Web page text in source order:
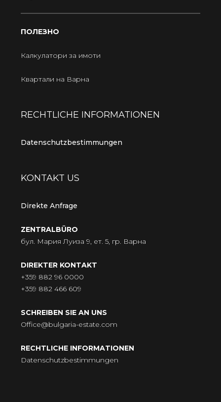
ПОЛЕЗНО
Калкулатори за имоти
Квартали на Варна
RECHTLICHE INFORMATIONEN
Datenschutzbestimmungen
KONTAKT US
Direkte Anfrage
ZENTRALBÜRO
бул. Мария Луиза 9, ет. 5, гр. Варна
DIREKTER KONTAKT
+359 882 96 0000
+359 882 466 609
SCHREIBEN SIE AN UNS
Office@bulgaria-estate.com
RECHTLICHE INFORMATIONEN
Datenschutzbestimmungen